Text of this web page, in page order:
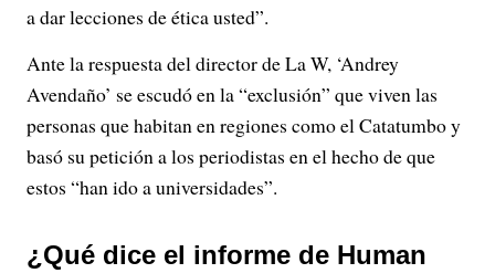
a dar lecciones de ética usted”.
Ante la respuesta del director de La W, ‘Andrey
Avendaño’ se escudó en la “exclusión” que viven las
personas que habitan en regiones como el Catatumbo y
basó su petición a los periodistas en el hecho de que
estos “han ido a universidades”.
¿Qué dice el informe de Human